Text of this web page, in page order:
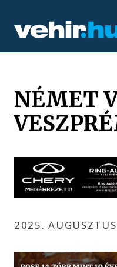
NÉMET
2025.